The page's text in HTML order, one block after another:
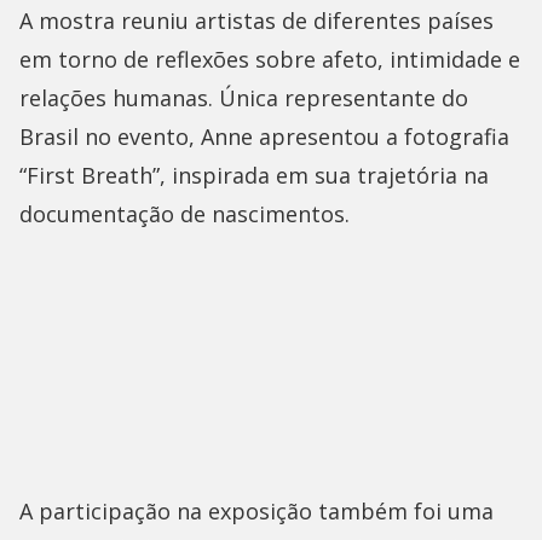
A mostra reuniu artistas de diferentes países
em torno de reflexões sobre afeto, intimidade e
relações humanas. Única representante do
Brasil no evento, Anne apresentou a fotografia
“First Breath”, inspirada em sua trajetória na
documentação de nascimentos.
A participação na exposição também foi uma